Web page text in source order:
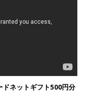
ドネットギフト500円分